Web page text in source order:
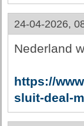
24-04-2026,
Nederland
https://
sluit-deal-